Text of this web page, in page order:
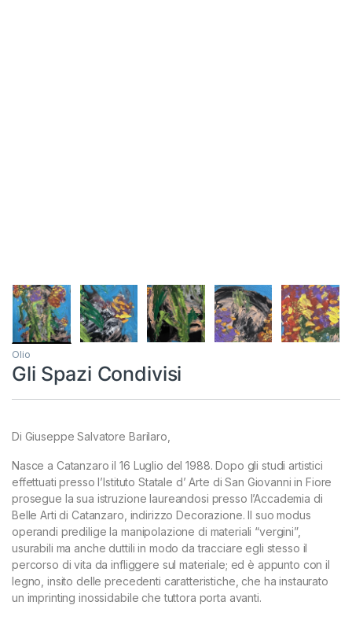
Olio
Gli Spazi Condivisi
Di Giuseppe Salvatore Barilaro,
Nasce a Catanzaro il 16 Luglio del 1988. Dopo gli studi artistici
effettuati presso l’Istituto Statale d’ Arte di San Giovanni in Fiore
prosegue la sua istruzione laureandosi presso l’Accademia di
Belle Arti di Catanzaro, indirizzo Decorazione. Il suo modus
operandi predilige la manipolazione di materiali “vergini”,
usurabili ma anche duttili in modo da tracciare egli stesso il
percorso di vita da infliggere sul materiale; ed è appunto con il
legno, insito delle precedenti caratteristiche, che ha instaurato
un imprinting inossidabile che tuttora porta avanti.